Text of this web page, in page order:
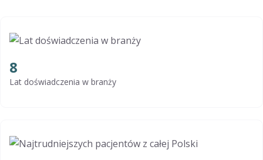
8
Lat doświadczenia w branży